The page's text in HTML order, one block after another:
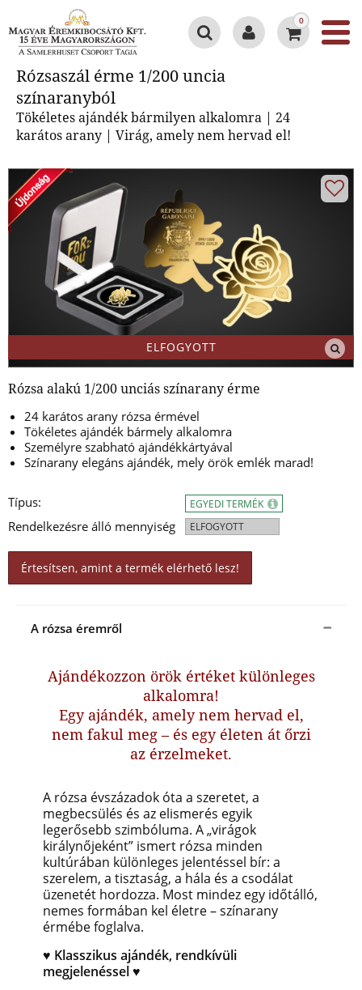
0
Rózsaszál érme 1/200 uncia
színaranyból
Tökéletes ajándék bármilyen alkalomra | 24
karátos arany | Virág, amely nem hervad el!
ELFOGYOTT
Rózsa alakú 1/200 unciás színarany érme
24 karátos arany rózsa érmével
Tökéletes ajándék bármely alkalomra
Személyre szabható ajándékkártyával
Színarany elegáns ajándék, mely örök emlék marad!
Típus:
Rendelkezésre álló mennyiség
EGYEDI TERMÉK
ELFOGYOTT
Értesítsen, amint a termék elérhető lesz!
A rózsa éremről
Ajándékozzon örök értéket különleges
alkalomra!
Egy ajándék, amely nem hervad el,
nem fakul meg – és egy életen át őrzi
az érzelmeket.
A rózsa évszázadok óta a szeretet, a
megbecsülés és az elismerés egyik
legerősebb szimbóluma. A „virágok
királynőjeként” ismert rózsa minden
kultúrában különleges jelentéssel bír: a
szerelem, a tisztaság, a hála és a csodálat
üzenetét hordozza. Most mindez egy időtálló,
nemes formában kel életre – színarany
érmébe foglalva.
♥ Klasszikus ajándék, rendkívüli
megjelenéssel ♥
Rózsaszál érme 1/200 uncia
színaranyból